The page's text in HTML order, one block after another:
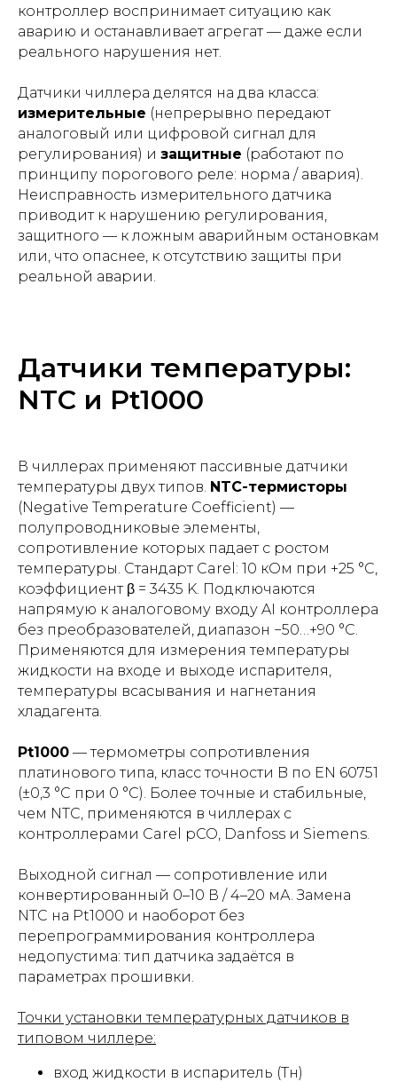
контроллер воспринимает ситуацию как
аварию и останавливает агрегат — даже если
реального нарушения нет.
Датчики чиллера делятся на два класса:
измерительные (непрерывно передают
аналоговый или цифровой сигнал для
регулирования) и защитные (работают по
принципу порогового реле: норма / авария).
Неисправность измерительного датчика
приводит к нарушению регулирования,
защитного — к ложным аварийным остановкам
или, что опаснее, к отсутствию защиты при
реальной аварии.
Датчики температуры:
NTC и Pt1000
В чиллерах применяют пассивные датчики
температуры двух типов. NTC-термисторы
(Negative Temperature Coefficient) —
полупроводниковые элементы,
сопротивление которых падает с ростом
температуры. Стандарт Carel: 10 кОм при +25 °С,
коэффициент β = 3435 K. Подключаются
напрямую к аналоговому входу AI контроллера
без преобразователей, диапазон −50…+90 °С.
Применяются для измерения температуры
жидкости на входе и выходе испарителя,
температуры всасывания и нагнетания
хладагента.
Pt1000 — термометры сопротивления
платинового типа, класс точности B по EN 60751
(±0,3 °С при 0 °С). Более точные и стабильные,
чем NTC, применяются в чиллерах с
контроллерами Carel pCO, Danfoss и Siemens.
Выходной сигнал — сопротивление или
конвертированный 0–10 В / 4–20 мА. Замена
NTC на Pt1000 и наоборот без
перепрограммирования контроллера
недопустима: тип датчика задаётся в
параметрах прошивки.
Точки установки температурных датчиков в
типовом чиллере:
вход жидкости в испаритель (Тн)